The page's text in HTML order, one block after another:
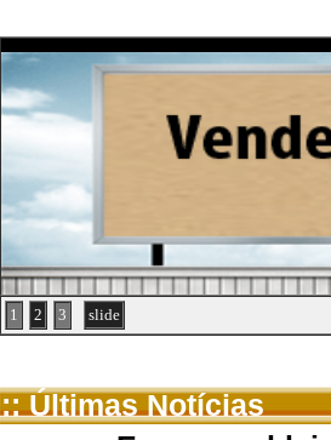
1 2 3 slide
:: Últimas Notícias